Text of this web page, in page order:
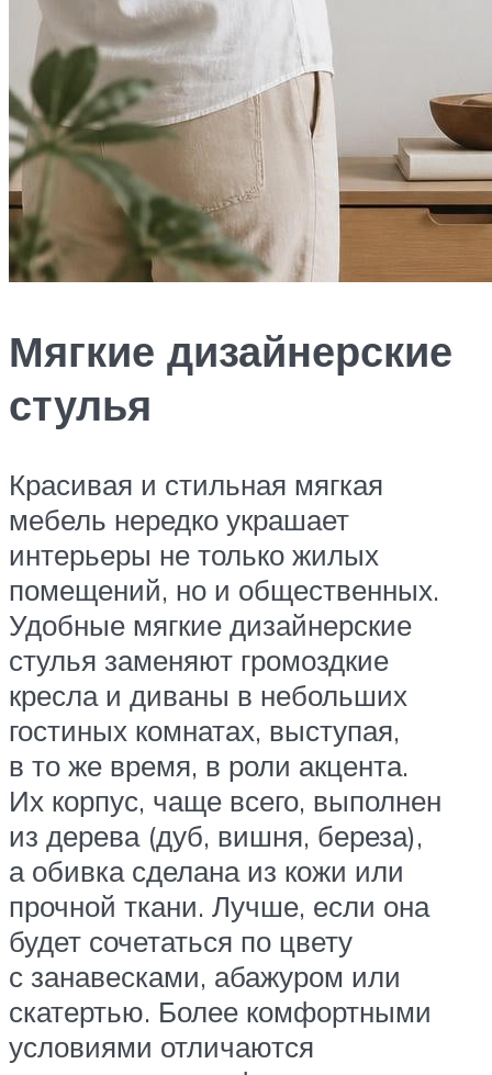
Мягкие дизайнерские
стулья
Красивая и стильная мягкая
мебель нередко украшает
интерьеры не только жилых
помещений, но и общественных.
Удобные мягкие дизайнерские
стулья заменяют громоздкие
кресла и диваны в небольших
гостиных комнатах, выступая,
в то же время, в роли акцента.
Их корпус, чаще всего, выполнен
из дерева (дуб, вишня, береза),
а обивка сделана из кожи или
прочной ткани. Лучше, если она
будет сочетаться по цвету
с занавесками, абажуром или
скатертью. Более комфортными
условиями отличаются